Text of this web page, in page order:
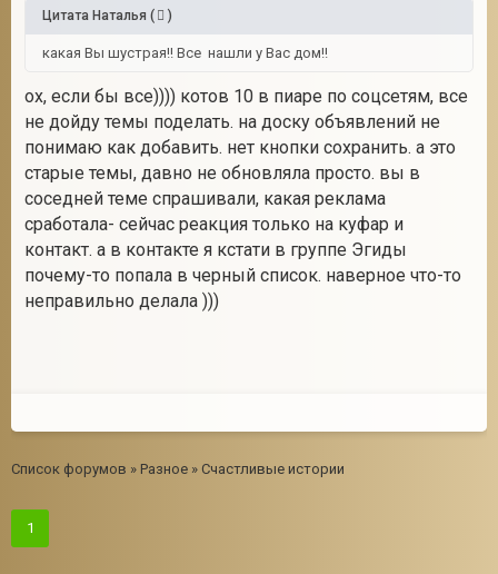
Цитата Наталья ( )
какая Вы шустрая!! Все нашли у Вас дом!!
ох, если бы все)))) котов 10 в пиаре по соцсетям, все
не дойду темы поделать. на доску объявлений не
понимаю как добавить. нет кнопки сохранить. а это
старые темы, давно не обновляла просто. вы в
соседней теме спрашивали, какая реклама
сработала- сейчас реакция только на куфар и
контакт. а в контакте я кстати в группе Эгиды
почему-то попала в черный список. наверное что-то
неправильно делала )))
Список форумов » Разное » Счастливые истории
1